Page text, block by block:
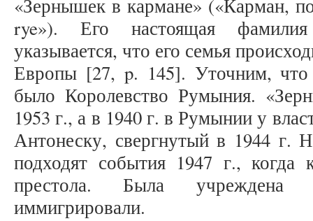
«Зернышек в кармане» («Карман,
rye»). Его настоящая
указывается, что его семья
Европы [27, p. 145]. Уточним, что
было Королевство Румыния.
1953 г., а в 1940 г. в Румынии у
Антонеску, свергнутый в 1944 г.
подходят события 1947 г.,
престола. Была учреждена
иммигрировали.